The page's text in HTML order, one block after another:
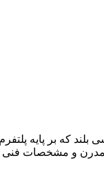
مدرن و مشخصات